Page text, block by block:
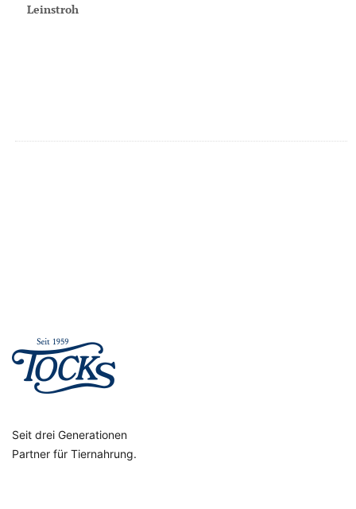
Leinstroh
Seit drei Generationen
Partner für Tiernahrung.